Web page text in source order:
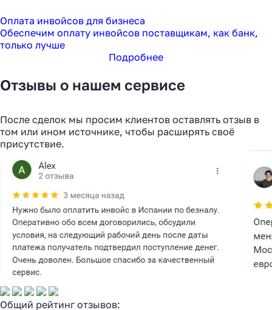
Оплата инвойсов для бизнеса
Обеспечим оплату инвойсов поставщикам, как банк,
только лучше
Подробнее
Отзывы о нашем сервисе
После сделок мы просим клиентов оставлять отзыв в
том или ином источнике, чтобы расширять своё
присутствие.
Общий рейтинг отзывов: